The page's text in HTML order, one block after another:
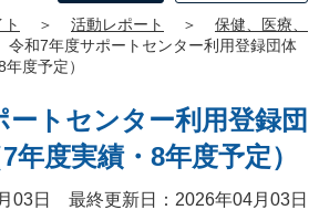
＞ 活動レポート ＞
保健、医療、
令和7年度サポートセンター利用登録団体
度予定）
ートセンター利用登録団
年度実績・8年度予定）
03日 最終更新日：2026年04月03日